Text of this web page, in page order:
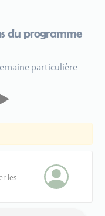
du programme
particulière
les